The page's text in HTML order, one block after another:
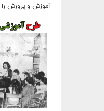
آموزش و پرورش را